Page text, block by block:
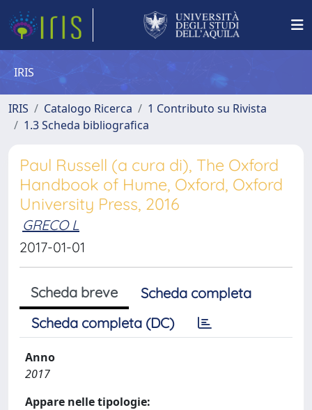
IRIS
IRIS Catalogo Ricerca
1 Contributo su Rivista
1.3 Scheda bibliografica
Paul Russell (a cura di), The Oxford
Handbook of Hume, Oxford, Oxford
University Press, 2016
GRECO L
2017-01-01
Scheda breve
Scheda completa
Scheda completa (DC)
Anno
2017
Appare nelle tipologie: